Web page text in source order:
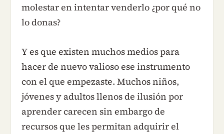
molestar en intentar venderlo ¿por qué no
lo donas?
Y es que existen muchos medios para
hacer de nuevo valioso ese instrumento
con el que empezaste. Muchos niños,
jóvenes y adultos llenos de ilusión por
aprender carecen sin embargo de
recursos que les permitan adquirir el